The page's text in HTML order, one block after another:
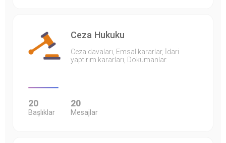
Ceza Hukuku
Ceza davaları, Emsal kararlar, İdari
yaptırım kararları, Dokümanlar.
20
Başlıklar
20
Mesajlar